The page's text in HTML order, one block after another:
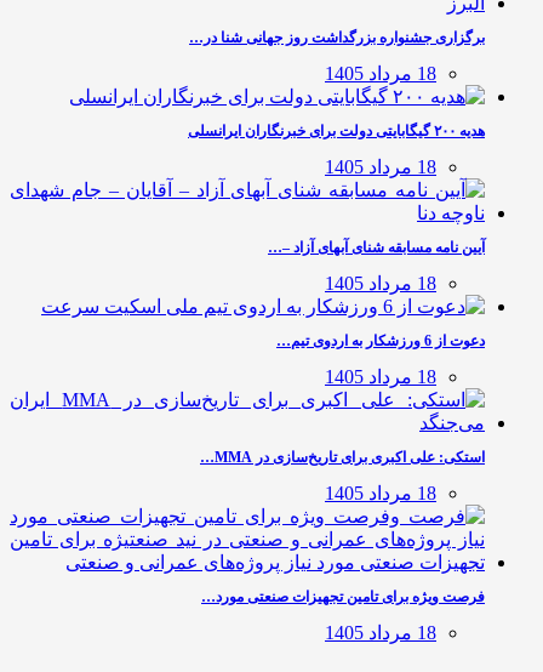
برگزاری جشنواره بزرگداشت روز جهانی شنا در…
18 مرداد 1405
هدیه ۲۰۰ گیگابایتی دولت برای خبرنگاران ایرانسلی
18 مرداد 1405
آیین نامه مسابقه شنای آبهای آزاد –…
18 مرداد 1405
دعوت از 6 ورزشکار به اردوی تیم…
18 مرداد 1405
استکی: علی‌ اکبری برای تاریخ‌سازی در MMA…
18 مرداد 1405
فرصت ویژه برای تامین تجهیزات صنعتی مورد…
18 مرداد 1405